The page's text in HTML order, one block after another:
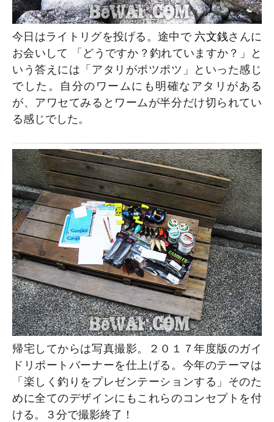
今日はライトリグを投げる。途中で 六文銭さんに
お会いして 「どうですか？釣れていますか？」と
いう答えには「アタリがポツポツ」といった感じ
でした。自分のワームにも明確なアタリがある
が、アワセてみるとワームが半分だけ切られてい
る感じでした。
帰宅してからは写真撮影。２０１７年度版のガイ
ドリポートバーナーを仕上げる。今年のテーマは
「楽しく釣りをプレゼンテーションする」そのた
めに全てのデザインにもこれらのコンセプトを付
ける。３分で撮影終了！